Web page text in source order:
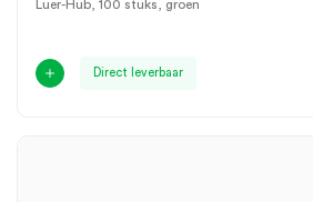
Luer-Hub, 100 stuks, groen
Direct leverbaar